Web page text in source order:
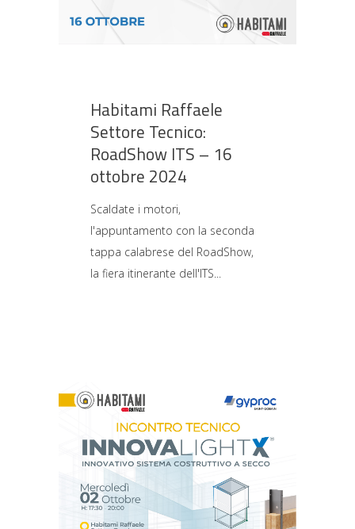
Habitami Raffaele
Settore Tecnico:
RoadShow ITS – 16
ottobre 2024
Scaldate i motori,
l'appuntamento con la seconda
tappa calabrese del RoadShow,
la fiera itinerante dell'ITS